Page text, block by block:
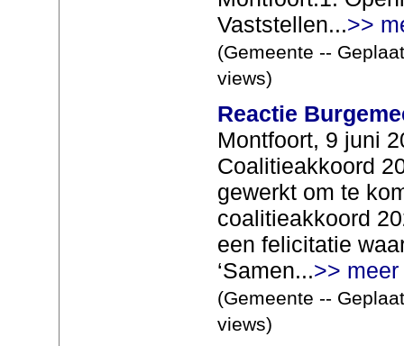
Vaststellen...>>
(Gemeente --
views)
Reactie
Montfoort, 9 juni
Coalitieakkoord
gewerkt om te
coalitieakkoord
een felicitatie
‘Samen...>> meer
(Gemeente --
views)